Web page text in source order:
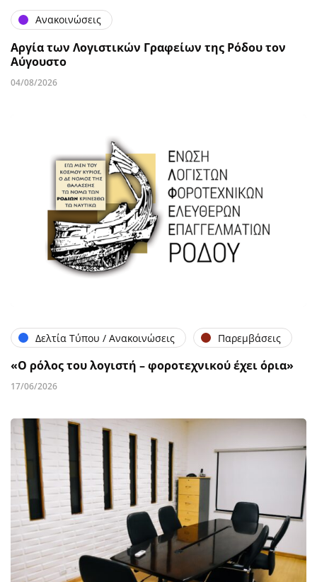
Ανακοινώσεις
Αργία των Λογιστικών Γραφείων της Ρόδου τον
Αύγουστο
04/08/2026
Δελτία Τύπου / Ανακοινώσεις Παρεμβάσεις
«Ο ρόλος του λογιστή – φοροτεχνικού έχει όρια»
17/06/2026